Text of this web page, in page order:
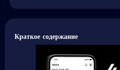
Краткое содержание